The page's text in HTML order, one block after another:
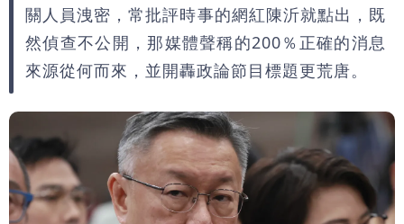
關人員洩密，常批評時事的網紅陳沂就點出，既
然偵查不公開，那媒體聲稱的200％正確的消息
來源從何而來，並開轟政論節目標題更荒唐。